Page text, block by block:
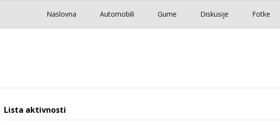
Naslovna Automobili Gume Diskusije Fotke
Lista aktivnosti